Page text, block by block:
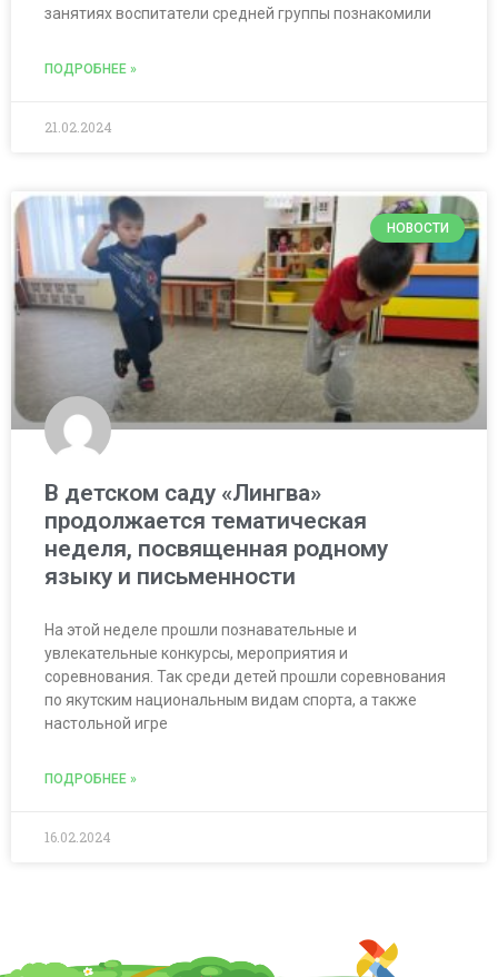
занятиях воспитатели средней группы познакомили
ПОДРОБНЕЕ »
21.02.2024
НОВОСТИ
В детском саду «Лингва»
продолжается тематическая
неделя, посвященная родному
языку и письменности
На этой неделе прошли познавательные и
увлекательные конкурсы, мероприятия и
соревнования. Так среди детей прошли соревнования
по якутским национальным видам спорта, а также
настольной игре
ПОДРОБНЕЕ »
16.02.2024